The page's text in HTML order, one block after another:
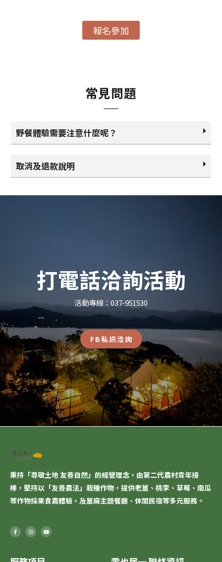
報名參加
常見問題
野餐體驗需要注意什麼呢？
取消及退款說明
打電話洽詢活動
活動專線：037-951530
FB私訊洽詢
秉持「尊敬土地 友善自然」的經營理念，由第二代農村青年接
棒，堅持以「友善農法」栽種作物，提供老薑、桃李、草莓、南瓜
等作物採果食農體驗，及薑麻主題餐廳、休閒民宿等多元服務。
F
a
c
o
I
n
s
r
Y
o
u